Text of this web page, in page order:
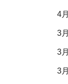
4月
3月
3月
3月